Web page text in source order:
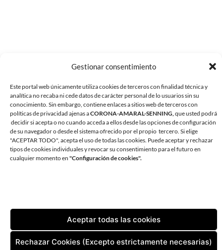
Gestionar consentimiento
Este portal web únicamente utiliza cookies de terceros con finalidad técnica y
analítica no recaba ni cede datos de carácter personal de lo usuarios sin su
conocimiento. Sin embargo, contiene enlaces a sitios web de terceros con
políticas de privacidad ajenas aCORONA-AMARAL-SENNING,que usted podrá
decidir si acepta o no cuando acceda a ellos desde las opciones de configuración
de su navegador o desde el sistema ofrecido por el propio tercero. Si elige
"ACEPTAR TODO", acepta el uso de todas las cookies. Puede aceptar y rechazar
tipos de cookies individuales y revocar su consentimiento para el futuro en
cualquier momento en "Configuración de cookies".
Aceptar todas las cookies
Rechazar Cookies (Excepto estrictamente necesarias)
CORONA AMARAL SENNING ARQUITECTURA
CONTACTO AVISO LEGAL
POLÍTICA DE PRIVACIDAD
POLÍTICA DE COOKIES (UE)